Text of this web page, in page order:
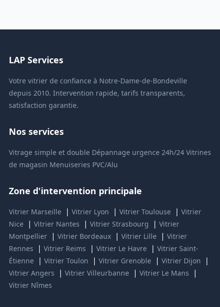
LAP Services
Votre vitrier de confiance à Notre-Dame-de-Bondeville
depuis 2010. Intervention rapide, tarifs transparents,
satisfaction garantie.
Nos services
Vitrage simple et double Dépannage urgence 24h/24 Vitrines
de magasin Menuiseries PVC/Alu
Zone d'intervention principale
Vitrier Marseille | Vitrier Lyon | Vitrier Toulouse | Vitrier
Nice
| Vitrier Nantes | Vitrier Strasbourg | Vitrier
Montpellier | Vitrier Bordeaux | Vitrier Lille | Vitrier
Rennes
| Vitrier Reims | Vitrier Le Havre | Vitrier Saint-
Étienne
| Vitrier Toulon | Vitrier Grenoble | Vitrier Dijon |
Vitrier Angers | Vitrier Villeurbanne | Vitrier Le Mans |
Vitrier Nîmes